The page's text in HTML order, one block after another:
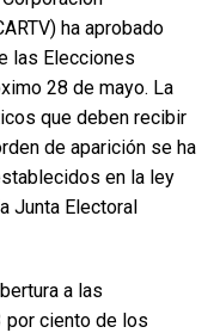
ha aprobado
las Elecciones
28 de mayo. La
que deben recibir
de aparición se ha
en la ley
Junta Electoral
a las
por ciento de los